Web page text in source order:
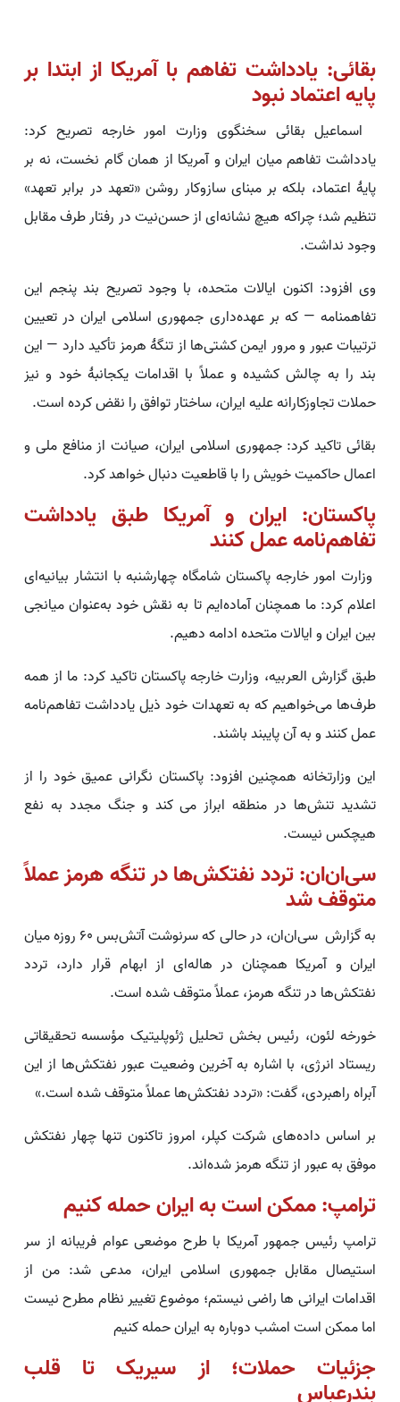
بقائی: یادداشت تفاهم با آمریکا از ابتدا بر
پایه اعتماد نبود
اسماعیل بقائی سخنگوی وزارت امور خارجه تصریح کرد:
یادداشت تفاهم میان ایران و آمریکا از همان گام نخست، نه بر
پایهٔ اعتماد، بلکه بر مبنای سازوکار روشن «تعهد در برابر تعهد»
تنظیم شد؛ چراکه هیچ نشانه‌ای از حسن‌نیت در رفتار طرف مقابل
وجود نداشت.
وی افزود: اکنون ایالات متحده، با وجود تصریح بند پنجم این
تفاهمنامه — که بر عهده‌داری جمهوری اسلامی ایران در تعیین
ترتیبات عبور و مرور ایمن کشتی‌ها از تنگهٔ هرمز تأکید دارد — این
بند را به چالش کشیده و عملاً با اقدامات یکجانبهٔ خود و نیز
حملات تجاوزکارانه علیه ایران، ساختار توافق را نقض کرده است.
بقائی تاکید کرد: جمهوری اسلامی ایران، صیانت از منافع ملی و
اعمال حاکمیت خویش را با قاطعیت دنبال خواهد کرد.
پاکستان: ایران و آمریکا طبق یادداشت
تفاهم‌نامه عمل کنند
وزارت امور خارجه پاکستان شامگاه چهارشنبه با انتشار بیانیه‌ای
اعلام کرد: ما همچنان آماده‌ایم تا به نقش خود به‌عنوان میانجی
بین ایران و ایالات متحده ادامه دهیم.
طبق گزارش العربیه، وزارت خارجه پاکستان تاکید کرد: ما از همه
طرف‌ها می‌خواهیم که به تعهدات خود ذیل یادداشت تفاهم‌نامه
عمل کنند و به آن پایبند باشند.
این وزارتخانه همچنین افزود: پاکستان نگرانی عمیق خود را از
تشدید تنش‌ها در منطقه ابراز می کند و جنگ مجدد به نفع
هیچکس نیست.
سی‌ان‌ان: تردد نفتکش‌ها در تنگه هرمز عملاً
متوقف شد
به گزارش سی‌ان‌ان، در حالی که سرنوشت آتش‌بس ۶۰ روزه میان
ایران و آمریکا همچنان در هاله‌ای از ابهام قرار دارد، تردد
نفتکش‌ها در تنگه هرمز، عملاً متوقف شده است.
خورخه لئون، رئیس بخش تحلیل ژئوپلیتیک مؤسسه تحقیقاتی
ریستاد انرژی، با اشاره به آخرین وضعیت عبور نفتکش‌ها از این
آبراه راهبردی، گفت: «تردد نفتکش‌ها عملاً متوقف شده است.»
بر اساس داده‌های شرکت کپلر، امروز تاکنون تنها چهار نفتکش
موفق به عبور از تنگه هرمز شده‌اند.
ترامپ: ممکن است به ایران حمله کنیم
ترامپ رئیس‌ جمهور آمریکا با طرح موضعی عوام فریبانه از سر
استیصال مقابل جمهوری اسلامی ایران، مدعی شد: من از
اقدامات ایرانی‌ ها راضی نیستم؛ موضوع تغییر نظام مطرح نیست
اما ممکن است امشب دوباره به ایران حمله کنیم
جزئیات حملات؛ از سیریک تا قلب
بندرعباس